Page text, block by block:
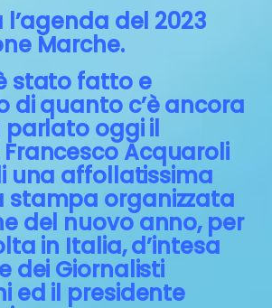
l’agenda del 2023
Marche.
stato fatto e
quanto c’è ancora
parlato oggi il
Acquaroli
una affollatissima
stampa organizzata
del nuovo anno, per
in Italia, d’intesa
dei Giornalisti
ed il presidente